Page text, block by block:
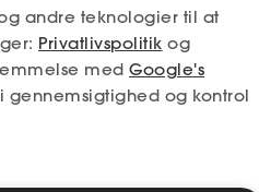
til Ase, Frederikskaj 4,
andre teknologier til at
Privatlivspolitik og
med Google's
gennemsigtighed og kontrol